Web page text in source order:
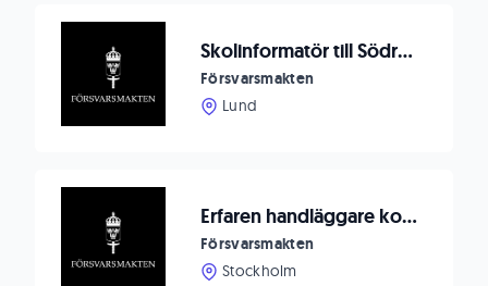
Skolinformatör till Södra Skånska Regementet P 7
Försvarsmakten
Lund
Erfaren handläggare konceptutveckling
Försvarsmakten
Stockholm